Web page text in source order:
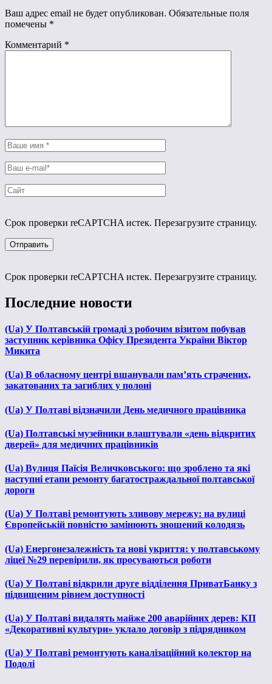
Ваш адрес email не будет опубликован. Обязательные поля
помечены *
Комментарий *
Срок проверки reCAPTCHA истек. Перезагрузите страницу.
Срок проверки reCAPTCHA истек. Перезагрузите страницу.
Последние новости
(Ua) У Полтавській громаді з робочим візитом побував
заступник керівника Офісу Президента України Віктор
Микита
(Ua) В обласному центрі вшанували пам’ять страчених,
закатованих та загиблих у полоні
(Ua) У Полтаві відзначили День медичного працівника
(Ua) Полтавські музейники влаштували «день відкритих
дверей» для медичних працівників
(Ua) Вулиця Паїсія Величковського: що зроблено та які
наступні етапи ремонту багатостраждальної полтавської
дороги
(Ua) У Полтаві ремонтують зливову мережу: на вулиці
Європейській повністю замінюють зношений колодязь
(Ua) Енергонезалежність та нові укриття: у полтавському
ліцеї №29 перевірили, як просуваються роботи
(Ua) У Полтаві відкрили друге відділення ПриватБанку з
підвищеним рівнем доступності
(Ua) У Полтаві видалять майже 200 аварійних дерев: КП
«Декоративні культури» уклало договір з підрядником
(Ua) У Полтаві ремонтують каналізаційний колектор на
Подолі